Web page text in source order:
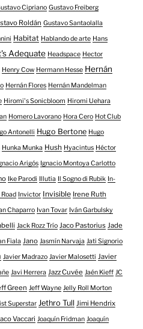
Cipriano Gustavo Freiberg
Roldán Gustavo Santaolalla
Habitat Hablando de arte Hans
Adequate Headspace Hector
Henry Cow Hermann Hesse Hernán
Hernán Flores Hernán Mandelman
Hiromi's Sonicbloom Hiromi Uehara
Homero Lavorano Hora Cero Hot Club
Antonelli Hugo Bertone Hugo
Hunka Munka Hush Hyacintus Héctor
Arigós Ignacio Montoya Carlotto
Ike Parodi Illutia Il Sogno di Rubik In-
Road Invictor Invisible Irene Ruth
Chaparro Ivan Tovar Iván Garbulsky
Jack Rozz Trío Jaco Pastorius Jade
Fiala Jano Jasmín Narvaja Jati Signorio
Javier Madrazo Javier Malosetti Javier
Javi Herrera Jazz Cuvée Jaén Kieff JC
Green Jeff Wayne Jelly Roll Morton
Superstar Jethro Tull Jimi Hendrix
Vaccari Joaquín Fridman Joaquín